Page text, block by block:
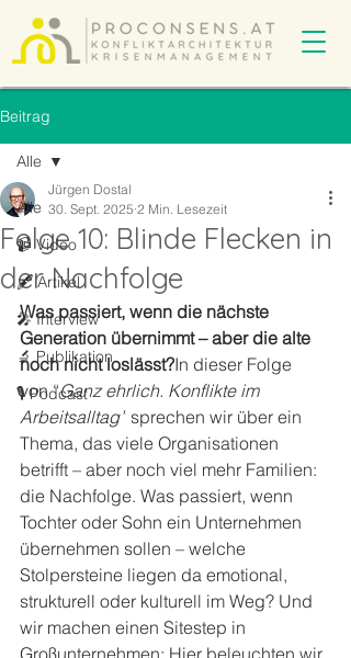
Beitrag
Alle
📹 Video
🖋️ Artikel
🎤 Interview
🔬 Publikation
🎙️ Podcast
Alle
Folge 10: Blinde Flecken in
der Nachfolge
Jürgen Dostal
30. Sept. 2025 2 Min. Lesezeit
Was passiert, wenn die nächste
Generation übernimmt – aber die alte
noch nicht loslässt?In dieser Folge
von “Ganz ehrlich. Konflikte im
Arbeitsalltag” sprechen wir über ein
Thema, das viele Organisationen
betrifft – aber noch viel mehr Familien:
die Nachfolge. Was passiert, wenn
Tochter oder Sohn ein Unternehmen
übernehmen sollen – welche
Stolpersteine liegen da emotional,
strukturell oder kulturell im Weg? Und
wir machen einen Sitestep in
Großunternehmen: Hier beleuchten wir